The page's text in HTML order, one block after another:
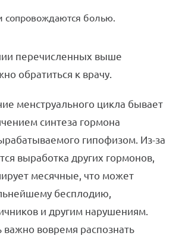
сопровождаются болью.
перечисленных выше
обратиться к врачу.
менструального цикла бывает
синтеза гормона
гипофизом. Из-за
выработка других гормонов,
месячные, что может
бесплодию,
и другим нарушениям.
важно вовремя распознать